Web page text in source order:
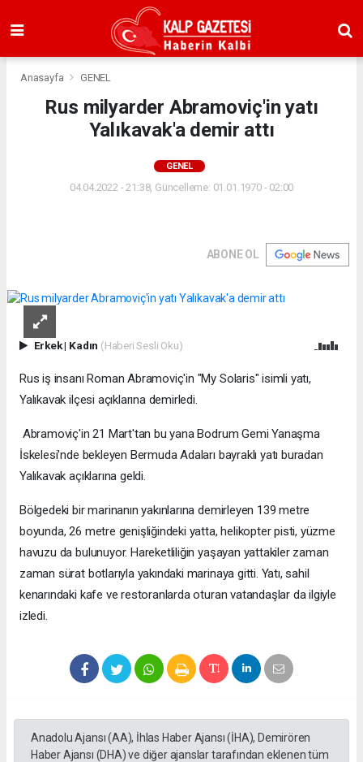
Anasayfa GENEL
Rus milyarder Abramoviç'in yatı
Yalıkavak'a demir attı
GENEL
04.04.2022 - 21:38, Güncelleme: 01.01.1970 - 02:00
ABONE OL
Erkek| Kadın (Haberi Sesli Oku)
Rus iş insanı Roman Abramoviç'in "My Solaris" isimli yatı,
Yalıkavak ilçesi açıklarına demirledi.
Abramoviç'in 21 Mart'tan bu yana Bodrum Gemi Yanaşma
İskelesi'nde bekleyen Bermuda Adaları bayraklı yatı buradan
Yalıkavak açıklarına geldi.
Bölgedeki bir marinanın yakınlarına demirleyen 139 metre
boyunda, 26 metre genişliğindeki yatta, helikopter pisti, yüzme
havuzu da bulunuyor. Hareketliliğin yaşayan yattakiler zaman
zaman sürat botlarıyla yakındaki marinaya gitti. Yatı, sahil
kenarındaki kafe ve restoranlarda oturan vatandaşlar da ilgiyle
izledi.
Anadolu Ajansı (AA), İhlas Haber Ajansı (İHA), Demirören
Haber Ajansı (DHA) ve diğer ajanslar tarafından eklenen tüm